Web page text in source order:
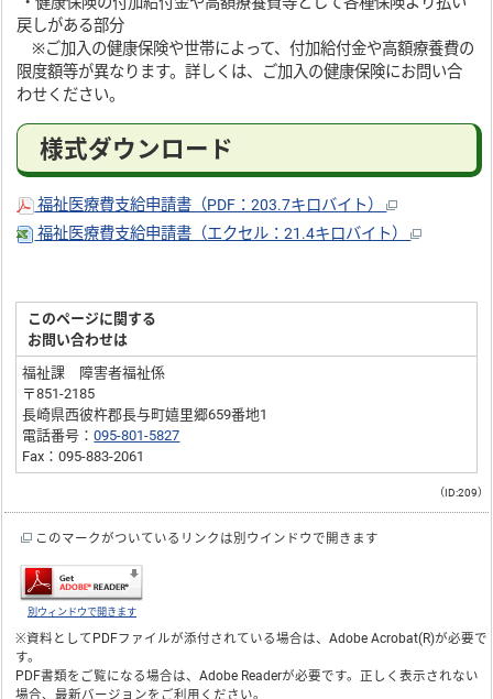
戻しがある部分
※ご加入の健康保険や世帯によって、付加給付金や高額療養費の
限度額等が異なります。詳しくは、ご加入の健康保険にお問い合
わせください。
様式ダウンロード
福祉医療費支給申請書（PDF：203.7キロバイト）
福祉医療費支給申請書（エクセル：21.4キロバイト）
このページに関する
お問い合わせは
福祉課 障害者福祉係
〒851-2185
長崎県西彼杵郡長与町嬉里郷659番地1
電話番号：095-801-5827
Fax：095-883-2061
（ID:209）
このマークがついているリンクは別ウインドウで開きます
別ウィンドウで開きます
※資料としてPDFファイルが添付されている場合は、Adobe Acrobat(R)が必要で
す。
PDF書類をご覧になる場合は、Adobe Readerが必要です。正しく表示されない
場合、最新バージョンをご利用ください。